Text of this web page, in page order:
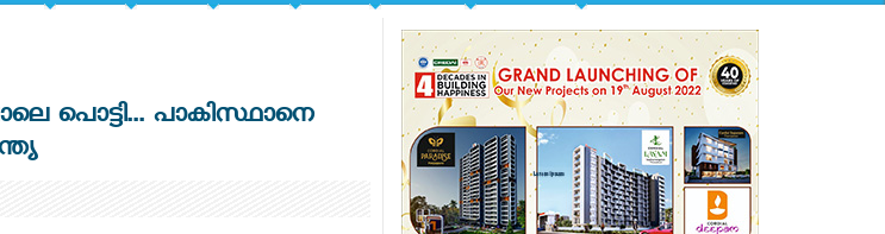
പൊട്ടി... പാകിസ്ഥാനെ